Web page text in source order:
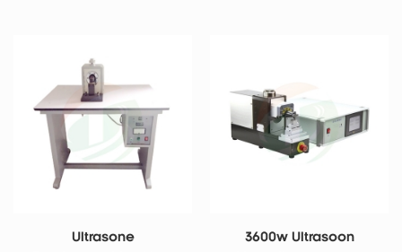
(koper en aluminium) en tab op
stroomcollectoren om li-ion
pouch cellen in r & d-laboratoria
en productielijnen voor te
Ultrasone
3600w Ultrasoon